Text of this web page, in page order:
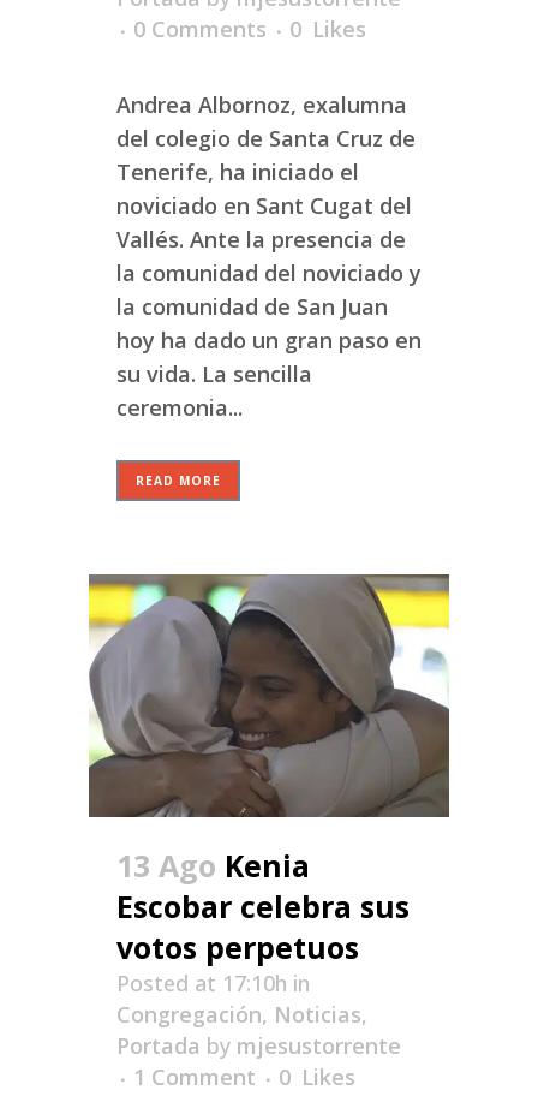
0 Comments
0 Likes
Andrea Albornoz, exalumna
del colegio de Santa Cruz de
Tenerife, ha iniciado el
noviciado en Sant Cugat del
Vallés. Ante la presencia de
la comunidad del noviciado y
la comunidad de San Juan
hoy ha dado un gran paso en
su vida. La sencilla
ceremonia...
READ MORE
13 Ago Kenia
Escobar celebra sus
votos perpetuos
Posted at 17:10h in
Congregación, Noticias,
Portada by mjesustorrente
1 Comment
0 Likes